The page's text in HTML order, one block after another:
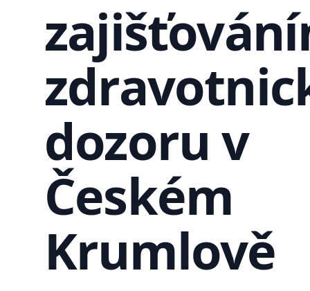
dozoru v
Českém
Krumlově